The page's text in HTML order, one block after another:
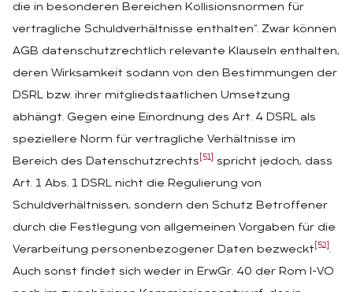
die in besonderen Bereichen Kollisionsnormen für
vertragliche Schuldverhältnisse enthalten“. Zwar können
AGB datenschutzrechtlich relevante Klauseln enthalten,
deren Wirksamkeit sodann von den Bestimmungen der
DSRL bzw. ihrer mitgliedstaatlichen Umsetzung
abhängt. Gegen eine Einordnung des Art. 4 DSRL als
speziellere Norm für vertragliche Verhältnisse im
Bereich des Datenschutzrechts [51]
spricht jedoch, dass
Art. 1 Abs. 1 DSRL nicht die Regulierung von
Schuldverhältnissen, sondern den Schutz Betroffener
durch die Festlegung von allgemeinen Vorgaben für die
Verarbeitung personenbezogener Daten bezweckt [52] .
Auch sonst findet sich weder in ErwGr. 40 der Rom I-VO